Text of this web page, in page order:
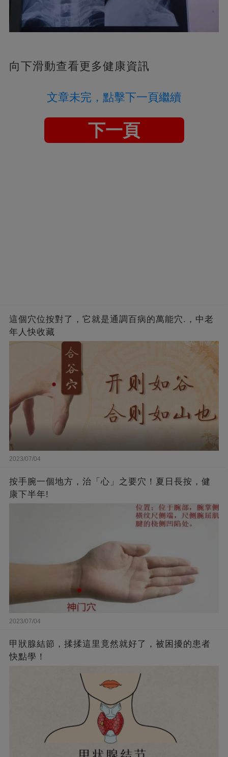
向下滑動查看更多健康資訊
文章未完，點擊下一頁繼續
下一頁
這個穴位按對了，它就是通調百病的萬能穴.，中老
年人快收藏
2023/07/04
按手腕一個地方，治「心」之要穴！夏日長按，健
康下半年!
2023/07/04
甲狀腺結節，揉揉這里竟然就好了，被困擾的患者
快點學！